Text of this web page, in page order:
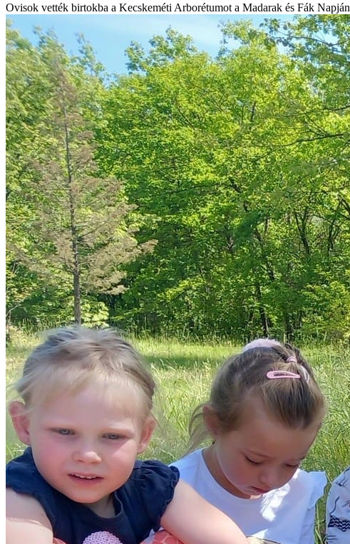
Ovisok vették birtokba a Kecskeméti Arborétumot a Madarak és Fák Napján